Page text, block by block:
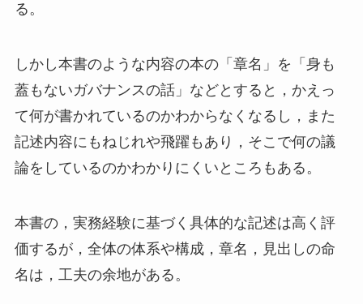
る。
しかし本書のような内容の本の「章名」を「身も
蓋もないガバナンスの話」などとすると，かえっ
て何が書かれているのかわからなくなるし，また
記述内容にもねじれや飛躍もあり，そこで何の議
論をしているのかわかりにくいところもある。
本書の，実務経験に基づく具体的な記述は高く評
価するが，全体の体系や構成，章名，見出しの命
名は，工夫の余地がある。